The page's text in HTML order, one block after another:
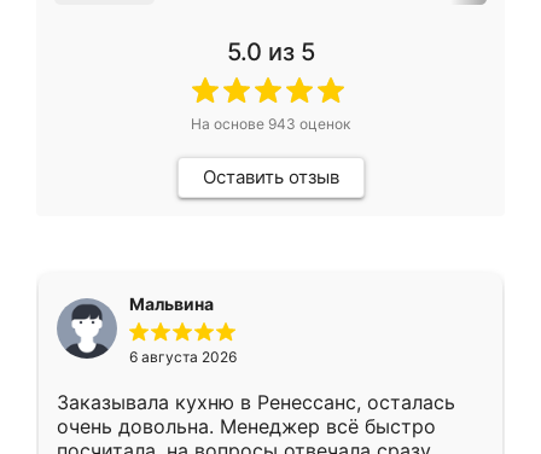
5.0 из 5
На основе 943 оценок
Оставить отзыв
Мальвина
6 августа 2026
Заказывала кухню в Ренессанс, осталась
очень довольна. Менеджер всё быстро